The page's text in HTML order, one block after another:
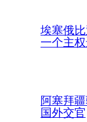
埃塞俄
一个主
阿塞拜
国外交官